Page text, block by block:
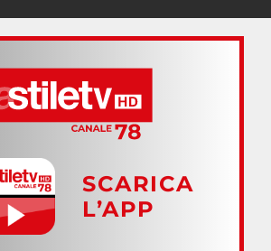
SCARICA
L’APP